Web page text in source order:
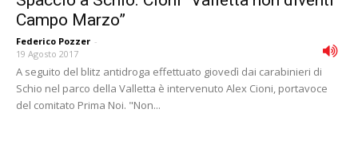
Campo Marzo”
Federico Pozzer -
19 Agosto 2017
A seguito del blitz antidroga effettuato giovedì dai carabinieri di
Schio nel parco della Valletta è intervenuto Alex Cioni, portavoce
del comitato Prima Noi. "Non...